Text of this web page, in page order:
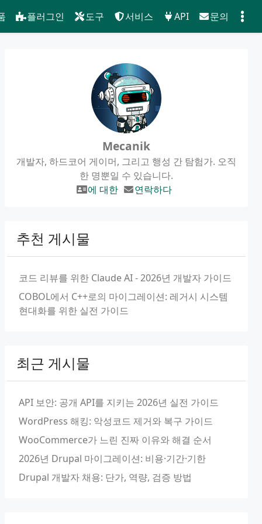
플러그인 도구 서비스 API 문의
Mecanik
개발자, 하드코어 게이머, 그리고 행성 간 탐험가. 오직
한 명뿐일 수 있습니다.
에 대한
연락하다
추천 게시물
코드 리뷰를 위한 Claude AI - 2026년 개발자 가이드
COBOL에서 C++로의 마이그레이션: 레거시 시스템
현대화를 위한 실전 가이드
최근 게시물
API 보안: 공개 API를 지키는 2026년 실전 가이드
WordPress 해킹: 악성코드 제거와 복구 가이드
WooCommerce가 느린 진짜 이유와 해결 순서
2026년 Drupal 마이그레이션: 비용·기간·기한
Drupal 개발자 채용: 단가, 역량, 검증 방법